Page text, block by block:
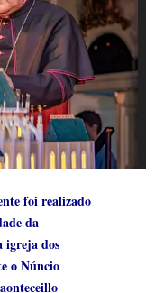
foi realizado
da
igreja dos
o Núncio